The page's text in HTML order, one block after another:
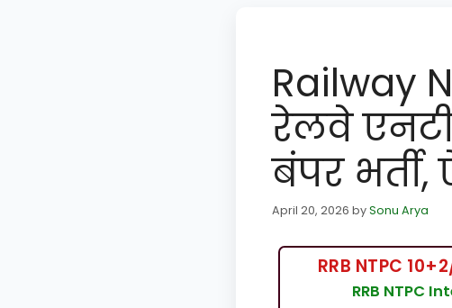
Railway
रेलवे
बंपर
April 20, 2026 bySonu Arya
RRB NTPC
RRB NTPC